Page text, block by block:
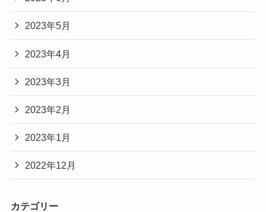
2023年5月
2023年4月
2023年3月
2023年2月
2023年1月
2022年12月
カテゴリー